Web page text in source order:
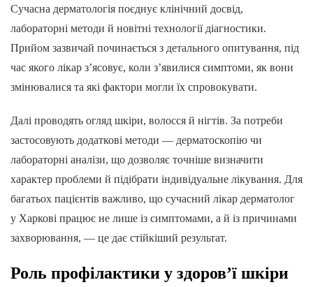
Сучасна дерматологія поєднує клінічний досвід,
лабораторні методи й новітні технології діагностики.
Прийом зазвичай починається з детального опитування, під
час якого лікар з’ясовує, коли з’явилися симптоми, як вони
змінювалися та які фактори могли їх спровокувати.
Далі проводять огляд шкіри, волосся й нігтів. За потреби
застосовують додаткові методи — дерматоскопію чи
лабораторні аналізи, що дозволяє точніше визначити
характер проблеми й підібрати індивідуальне лікування. Для
багатьох пацієнтів важливо, що сучасний лікар дерматолог
у Харкові працює не лише із симптомами, а й із причинами
захворювання, — це дає стійкіший результат.
Роль профілактики у здоров’ї шкіри